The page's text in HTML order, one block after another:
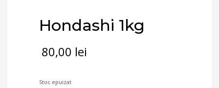
Hondashi 1kg
80,00 lei
Stoc epuizat